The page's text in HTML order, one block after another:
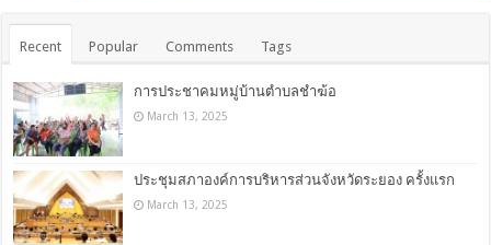
Recent Popular Comments Tags
การประชาคมหมู่บ้านตำบลชำฆ้อ
March 13, 2025
ประชุมสภาองค์การบริหารส่วนจังหวัดระยอง ครั้งแรก
March 13, 2025